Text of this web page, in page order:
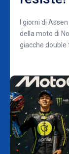
I giorni di
della moto di
giacche double